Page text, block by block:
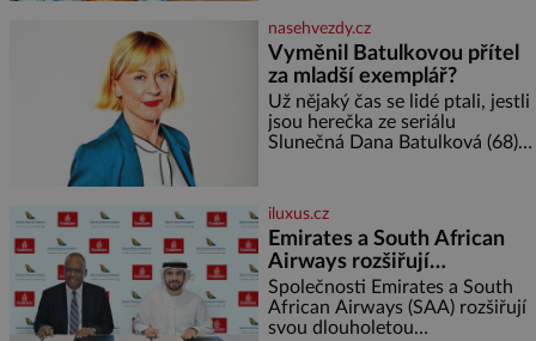
potřebujete: ✿ 1/4 ledového
nebo jiného salátu (římský salát,
polníček…) ✿ 1 malá konzerva
kukuřice ✿ ½ okurky ✿ 2
rajčata Zálivka: ✿ 4 lžíce
olivového oleje ✿ 1 lžíci
citronové šťávy ✿ ½ stroužku
nasehvezdy.cz
Vyměnil Batulkovou přítel
za mladší exemplář?
Už nějaký čas se lidé ptali, jestli
jsou herečka ze seriálu
Slunečná Dana Batulková (68) a
od sebe přítele od samého
začátku odhán
iluxus.cz
Emirates a South African
Airways rozšiřují
partnerství. Cestujícím
nově zpřístupní dalších
devět destinací v jižní a
Společnosti Emirates a South
African Airways (SAA) rozšiřují
svou dlouholetou